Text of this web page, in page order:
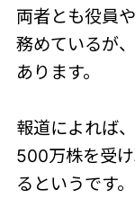
両者とも役員
務めているが
あります。
報道によれば
500万株を受
るというです。